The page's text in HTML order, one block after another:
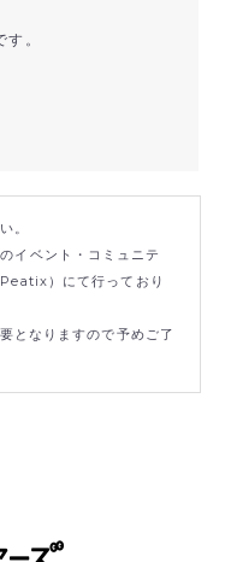
。
。
イベント・コミュニテ
）にて行っており
となりますので予めご了